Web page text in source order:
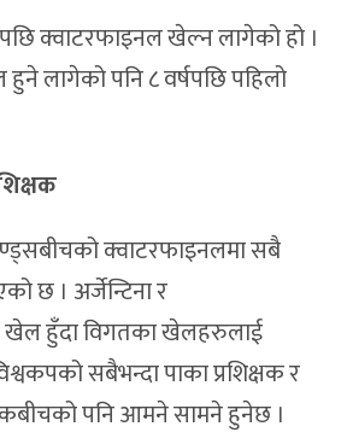
क्वाटरफाइनल खेल्न लागेको हो ।
लागेको पनि ८ वर्षपछि पहिलो
क्वाटरफाइनलमा सबै
छ । अर्जेन्टिना र
खेल हुँदा विगतका खेलहरुलाई
सबैभन्दा पाका प्रशिक्षक र
पनि आमने सामने हुनेछ ।